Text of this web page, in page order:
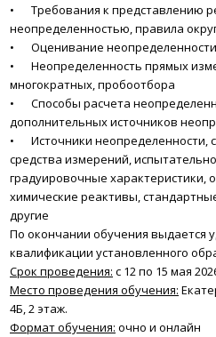
•
Требования к представлению
неопределенностью, правила
•
Оценивание
•
Неопределенность прямых
многократных, пробоотбора
•
Способы расчета
дополнительных источников
•
Источники неопределенности,
средства измерений,
градуировочные характеристики,
химические реактивы,
другие
По окончании обучения выдается
квалификации установленного
Срок проведения: с 12 по 15 мая
Место проведения обучения:
4Б, 2 этаж.
Формат обучения: очно и онлайн